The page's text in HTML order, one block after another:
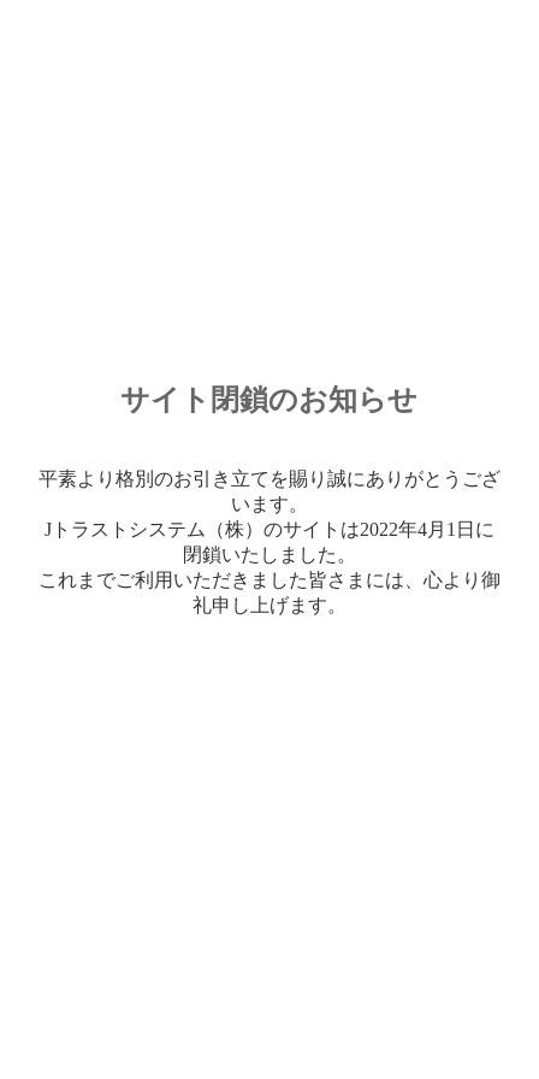
サイト閉鎖のお知らせ
平素より格別のお引き立てを賜り誠にありがとうござ
います。
Jトラストシステム（株）のサイトは2022年4月1日に
閉鎖いたしました。
これまでご利用いただきました皆さまには、心より御
礼申し上げます。